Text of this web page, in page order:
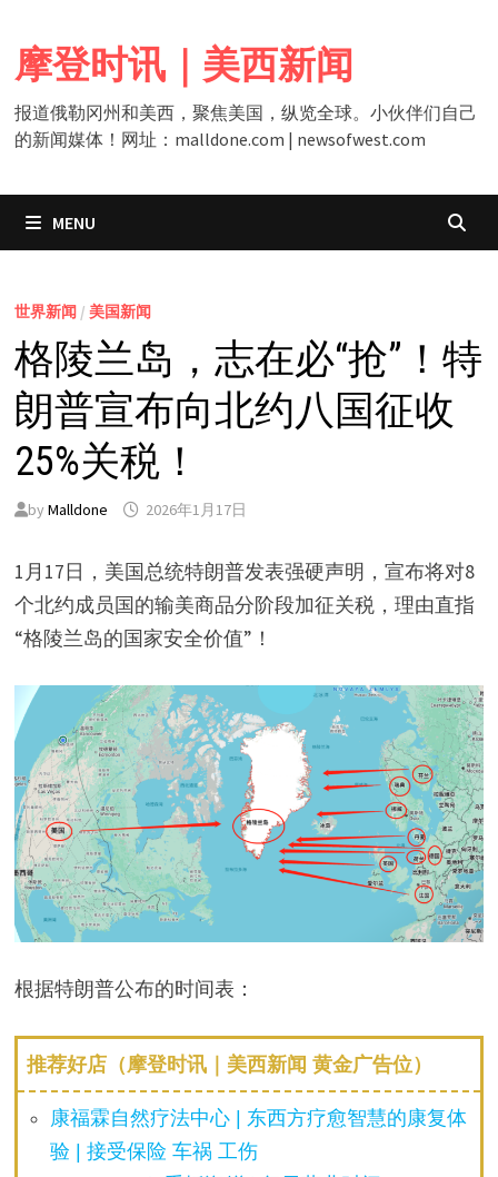
content
摩登时讯｜美西新闻
报道俄勒冈州和美西，聚焦美国，纵览全球。小伙伴们自己
的新闻媒体！网址：malldone.com | newsofwest.com
MENU
世界新闻/ 美国新闻
格陵兰岛，志在必“抢”！特
朗普宣布向北约八国征收
25%关税！
by Malldone 2026年1月17日
1月17日，美国总统特朗普发表强硬声明，宣布将对8
个北约成员国的输美商品分阶段加征关税，理由直指
“格陵兰岛的国家安全价值”！
根据特朗普公布的时间表：
推荐好店（摩登时讯｜美西新闻 黄金广告位）
康福霖自然疗法中心 | 东西方疗愈智慧的康复体
验 | 接受保险 车祸 工伤